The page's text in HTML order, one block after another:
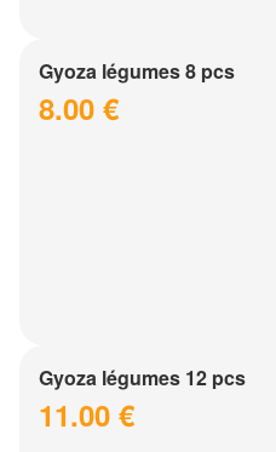
Gyoza légumes 8 pcs
8.00 €
Gyoza légumes 12 pcs
11.00 €